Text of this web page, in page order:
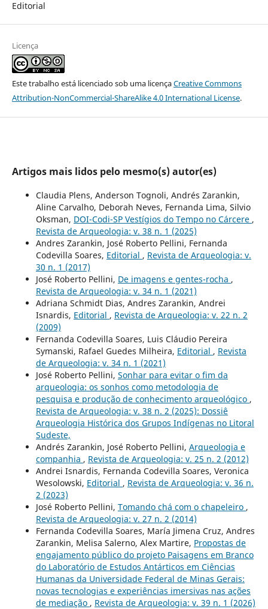
Editorial
Licença
Este trabalho está licenciado sob uma licençaCreative Commons
Attribution-NonCommercial-ShareAlike 4.0 International License.
Artigos mais lidos pelo mesmo(s) autor(es)
Claudia Plens, Anderson Tognoli, Andrés Zarankin,
Aline Carvalho, Deborah Neves, Fernanda Lima, Silvio
Oksman, DOI-Codi-SP Vestígios do Tempo no Cárcere ,
Revista de Arqueologia: v. 38 n. 1 (2025)
Andres Zarankin, José Roberto Pellini, Fernanda
Codevilla Soares, Editorial , Revista de Arqueologia: v.
30 n. 1 (2017)
José Roberto Pellini, De imagens e gentes-rocha ,
Revista de Arqueologia: v. 34 n. 1 (2021)
Adriana Schmidt Dias, Andres Zarankin, Andrei
Isnardis, Editorial , Revista de Arqueologia: v. 22 n. 2
(2009)
Fernanda Codevilla Soares, Luis Cláudio Pereira
Symanski, Rafael Guedes Milheira, Editorial , Revista
de Arqueologia: v. 34 n. 1 (2021)
José Roberto Pellini, Sonhar para evitar o fim da
arqueologia: os sonhos como metodologia de
pesquisa e produção de conhecimento arqueológico ,
Revista de Arqueologia: v. 38 n. 2 (2025): Dossiê
Arqueologia Histórica dos Grupos Indígenas no Litoral
Sudeste,
Andrés Zarankin, José Roberto Pellini, Arqueologia e
companhia , Revista de Arqueologia: v. 25 n. 2 (2012)
Andrei Isnardis, Fernanda Codevilla Soares, Veronica
Wesolowski, Editorial , Revista de Arqueologia: v. 36 n.
2 (2023)
José Roberto Pellini, Tomando chá com o chapeleiro ,
Revista de Arqueologia: v. 27 n. 2 (2014)
Fernanda Codevilla Soares, María Jimena Cruz, Andres
Zarankin, Melisa Salerno, Alex Martire, Propostas de
engajamento público do projeto Paisagens em Branco
do Laboratório de Estudos Antárticos em Ciências
Humanas da Universidade Federal de Minas Gerais:
novas tecnologias e experiências imersivas nas ações
de mediação , Revista de Arqueologia: v. 39 n. 1 (2026)